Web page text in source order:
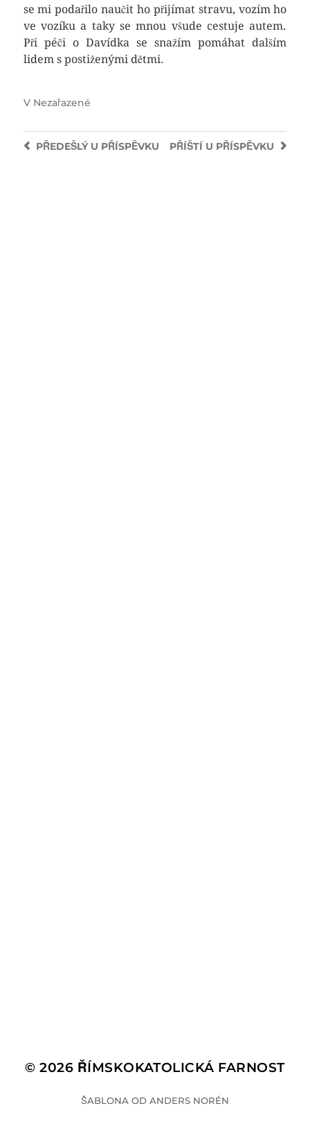
se mi podařilo naučit ho přijímat stravu, vozím ho
ve vozíku a taky se mnou všude cestuje autem.
Při péči o Davídka se snažím pomáhat dalším
lidem s postiženými dětmi.
V Nezařazené
PŘÍŠTÍ U PŘÍSPĚVKU
PŘEDEŠLÝU PŘÍSPĚVKU
© 2026 ŘÍMSKOKATOLICKÁ FARNOST
ŠABLONA OD ANDERS NORÉN